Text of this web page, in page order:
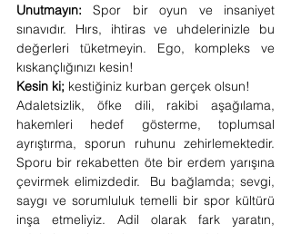
Unutmayın: Spor bir oyun ve insaniyet
sınavıdır. Hırs, ihtiras ve uhdelerinizle bu
değerleri tüketmeyin. Ego, kompleks ve
kıskançlığınızı kesin!
Kesin ki; kestiğiniz kurban gerçek olsun!
Adaletsizlik, öfke dili, rakibi aşağılama,
hakemleri hedef gösterme, toplumsal
ayrıştırma, sporun ruhunu zehirlemektedir.
Sporu bir rekabetten öte bir erdem yarışına
çevirmek elimizdedir.  Bu bağlamda; sevgi,
saygı ve sorumluluk temelli bir spor kültürü
inşa etmeliyiz. Adil olarak fark yaratın,